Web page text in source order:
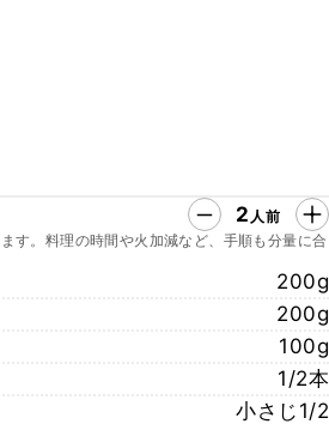
2 人前
す。料理の時間や火加減など、手順も分量に合
200g
200g
100g
1/2本
小さじ1/2